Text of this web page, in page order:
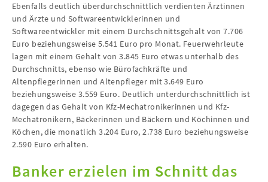
Ebenfalls deutlich überdurchschnittlich verdienten Ärztinnen
und Ärzte und Softwareentwicklerinnen und
Softwareentwickler mit einem Durchschnittsgehalt von 7.706
Euro beziehungsweise 5.541 Euro pro Monat. Feuerwehrleute
lagen mit einem Gehalt von 3.845 Euro etwas unterhalb des
Durchschnitts, ebenso wie Bürofachkräfte und
Altenpflegerinnen und Altenpfleger mit 3.649 Euro
beziehungsweise 3.559 Euro. Deutlich unterdurchschnittlich ist
dagegen das Gehalt von Kfz-Mechatronikerinnen und Kfz-
Mechatronikern, Bäckerinnen und Bäckern und Köchinnen und
Köchen, die monatlich 3.204 Euro, 2.738 Euro beziehungsweise
2.590 Euro erhalten.
Banker erzielen im Schnitt das